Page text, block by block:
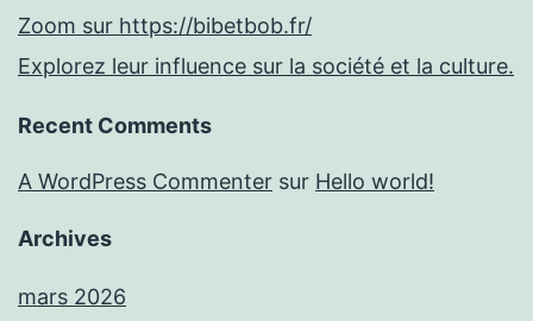
Zoom sur https://bibetbob.fr/
Explorez leur influence sur la société et la culture.
Recent Comments
A WordPress Commenter sur Hello world!
Archives
mars 2026